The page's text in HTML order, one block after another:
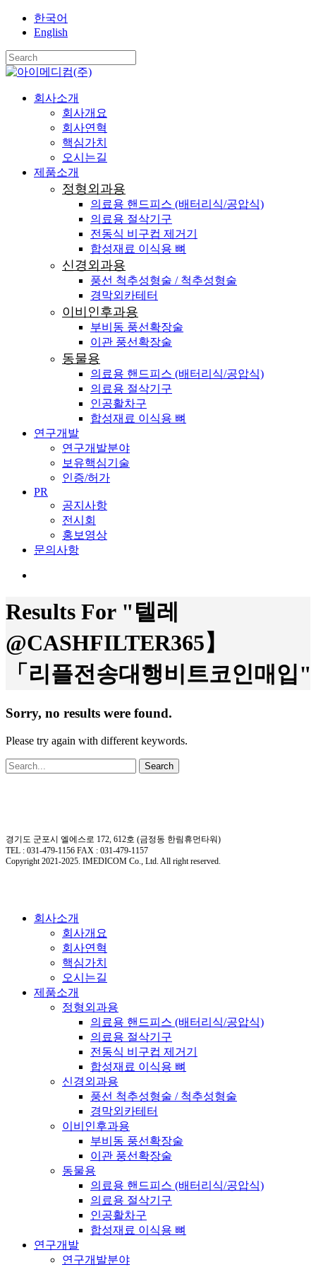
Skip
content
한국어
English
Close
search
Menu
회사소개
회사개요
회사연혁
핵심가치
오시는길
제품소개
정형외과용
의료용 핸드피스 (배터리식/공압식)
의료용 절삭기구
전동식 비구컵 제거기
합성재료 이식용 뼈
신경외과용
풍선 척추성형술 / 척추성형술
경막외카테터
이비인후과용
부비동 풍선확장술
이관 풍선확장술
동물용
의료용 핸드피스 (배터리식/공압식)
의료용 절삭기구
인공활차구
합성재료 이식용 뼈
연구개발
연구개발분야
보유핵심기술
인증/허가
PR
공지사항
전시회
홍보영상
문의사항
Results For "텔레
@CASHFILTER365】
「리플전송대행비트코인매입"
Sorry, no results were found.
Please try again with different keywords.
Search
경기도 군포시 엘에스로 172, 612호 (금정동 한림휴먼타워)
TEL : 031-479-1156 FAX : 031-479-1157
Copyright 2021-2025. IMEDICOM Co., Ltd. All right reserved.
Close
회사소개
회사개요
회사연혁
핵심가치
오시는길
제품소개
정형외과용
의료용 핸드피스 (배터리식/공압식)
의료용 절삭기구
전동식 비구컵 제거기
합성재료 이식용 뼈
신경외과용
풍선 척추성형술 / 척추성형술
경막외카테터
이비인후과용
부비동 풍선확장술
이관 풍선확장술
동물용
의료용 핸드피스 (배터리식/공압식)
의료용 절삭기구
인공활차구
합성재료 이식용 뼈
연구개발
연구개발분야